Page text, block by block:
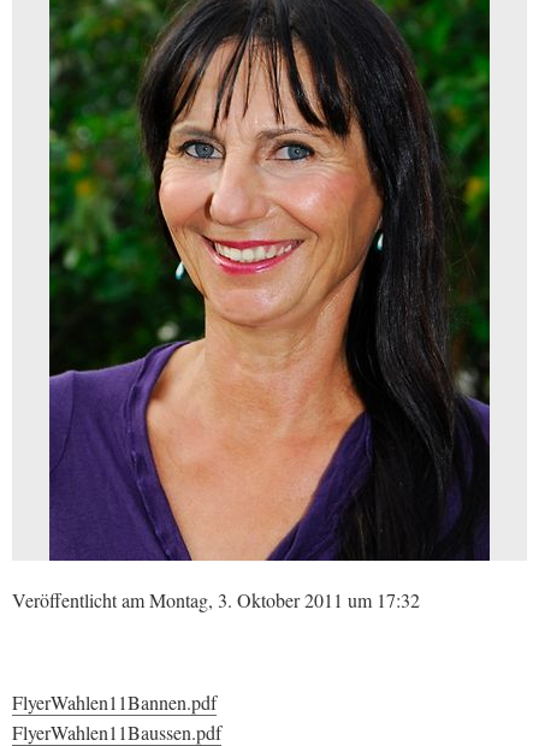
Veröffentlicht am Montag, 3. Oktober 2011 um 17:32
FlyerWahlen11Bannen.pdf
FlyerWahlen11Baussen.pdf